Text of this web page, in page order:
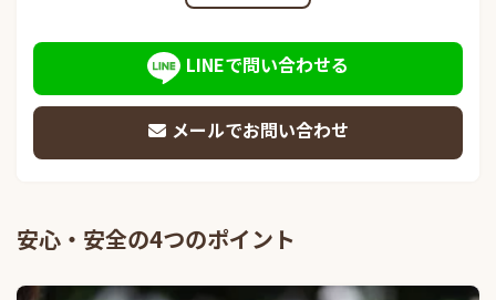
LINEで問い合わせる
メールでお問い合わせ
安心・安全の4つのポイント